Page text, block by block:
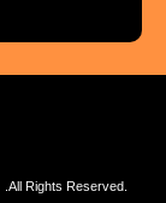
.All Rights Reserved.